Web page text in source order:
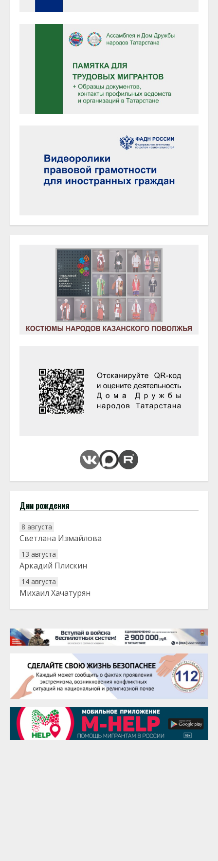
Дни рождения
8 августа
Светлана Измайлова
13 августа
Аркадий Плискин
14 августа
Михаил Хачатурян
20 августа
22 августа
Евгений Ефимов
25 августа
Сэсэгма Бубеева
28 августа
Чингиз Мустафаев
29 августа
Надежда Рослова